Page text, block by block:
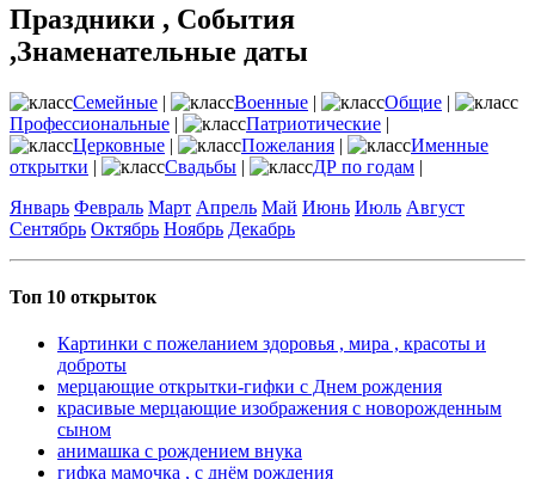
Праздники , События
,Знаменательные даты
Семейные | Военные | Общие |
Профессиональные | Патриотические |
Церковные | Пожелания |
Именные
открытки | Свадьбы | ДР по годам |
Январь Февраль Март Апрель Май Июнь Июль Август
Сентябрь Октябрь Ноябрь Декабрь
Топ 10 открыток
Картинки с пожеланием здоровья , мира , красоты и
доброты
мерцающие открытки-гифки с Днем рождения
красивые мерцающие изображения с новорожденным
сыном
анимашка с рождением внука
гифка мамочка , с днём рождения